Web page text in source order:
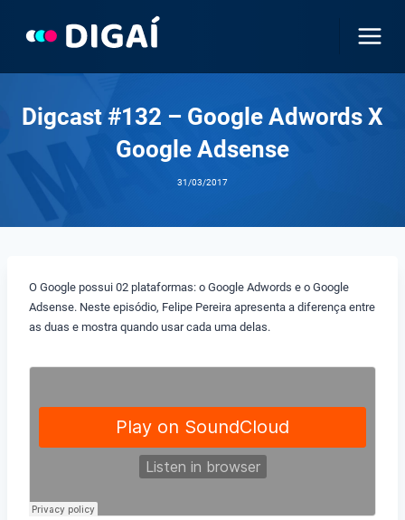
Digcast #132 – Google Adwords X
Google Adsense
31/03/2017
O Google possui 02 plataformas: o Google Adwords e o Google
Adsense. Neste episódio, Felipe Pereira apresenta a diferença entre
as duas e mostra quando usar cada uma delas.